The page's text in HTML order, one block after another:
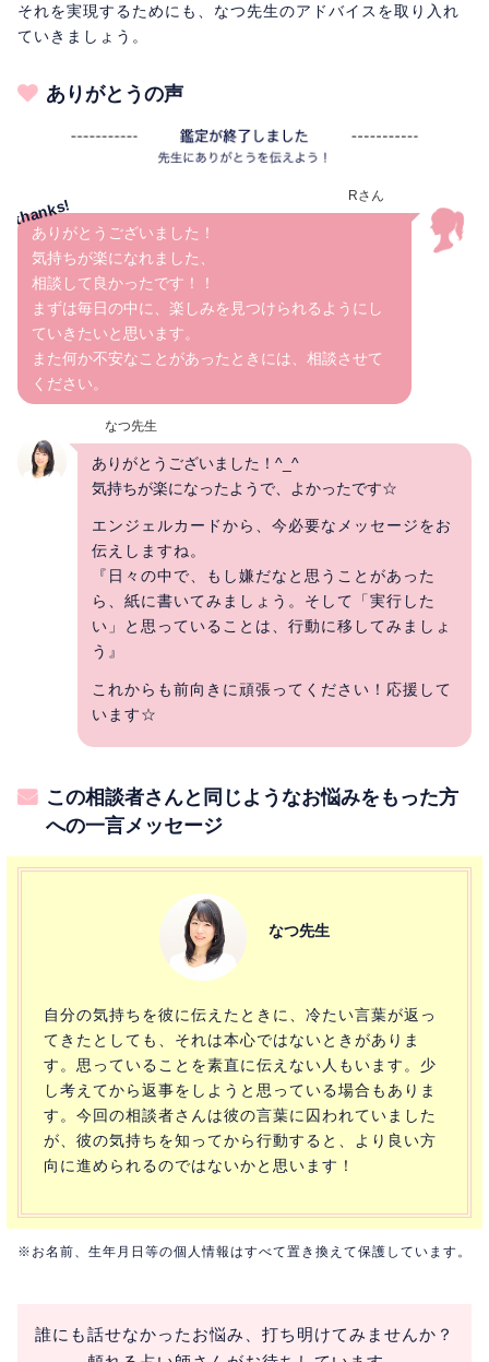
それを実現するためにも、なつ先生のアドバイスを取り入れ
ていきましょう。
ありがとうの声
Rさん
ありがとうございました！
気持ちが楽になれました、
相談して良かったです！！
まずは毎日の中に、楽しみを見つけられるようにし
ていきたいと思います。
また何か不安なことがあったときには、相談させて
ください。
なつ先生
ありがとうございました！^_^
気持ちが楽になったようで、よかったです☆
エンジェルカードから、今必要なメッセージをお
伝えしますね。
『日々の中で、もし嫌だなと思うことがあった
ら、紙に書いてみましょう。そして「実行した
い」と思っていることは、行動に移してみましょ
う』
これからも前向きに頑張ってください！応援して
います☆
この相談者さんと同じようなお悩みをもった方
への一言メッセージ
なつ先生
自分の気持ちを彼に伝えたときに、冷たい言葉が返っ
てきたとしても、それは本心ではないときがありま
す。思っていることを素直に伝えない人もいます。少
し考えてから返事をしようと思っている場合もありま
す。今回の相談者さんは彼の言葉に囚われていました
が、彼の気持ちを知ってから行動すると、より良い方
向に進められるのではないかと思います！
※お名前、生年月日等の個人情報はすべて置き換えて保護しています。
誰にも話せなかったお悩み、打ち明けてみませんか？